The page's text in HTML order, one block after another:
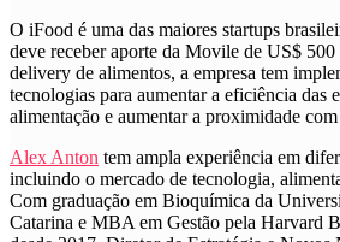
O iFood é uma das maiores startups
deve receber aporte da Movile de US$
delivery de alimentos, a empresa tem
tecnologias para aumentar a eficiência das
alimentação e aumentar a proximidade
Alex Anton tem ampla experiência em
incluindo o mercado de tecnologia,
Com graduação em Bioquímica da
Catarina e MBA em Gestão pela Harvard